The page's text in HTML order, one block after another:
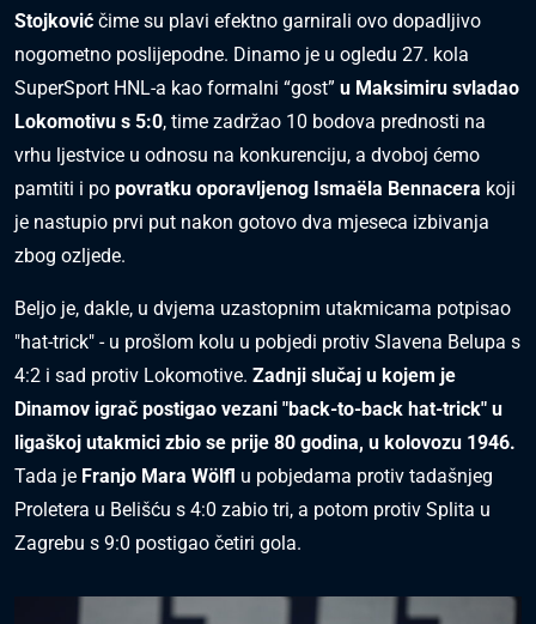
Stojković čime su plavi efektno garnirali ovo dopadljivo
nogometno poslijepodne. Dinamo je u ogledu 27. kola
SuperSport HNL-a kao formalni “gost” u Maksimiru svladao
Lokomotivu s 5:0, time zadržao 10 bodova prednosti na
vrhu ljestvice u odnosu na konkurenciju, a dvoboj ćemo
pamtiti i po povratku oporavljenog Ismaëla Bennacera koji
je nastupio prvi put nakon gotovo dva mjeseca izbivanja
zbog ozljede.
Beljo je, dakle, u dvjema uzastopnim utakmicama potpisao
"hat-trick" - u prošlom kolu u pobjedi protiv Slavena Belupa s
4:2 i sad protiv Lokomotive. Zadnji slučaj u kojem je
Dinamov igrač postigao vezani "back-to-back hat-trick" u
ligaškoj utakmici zbio se prije 80 godina, u kolovozu 1946.
Tada je Franjo Mara Wölfl u pobjedama protiv tadašnjeg
Proletera u Belišću s 4:0 zabio tri, a potom protiv Splita u
Zagrebu s 9:0 postigao četiri gola.